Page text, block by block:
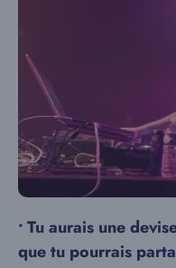
•Tu aurais une
que tu pourrais